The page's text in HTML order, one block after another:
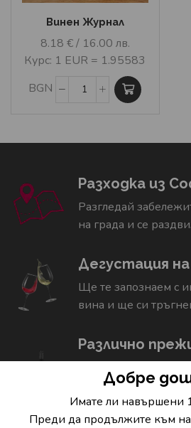
Добре
Имате ли навършени
Преди да продължите към
Винен Журнал
8.18 €/ 16.00 лв.
Курс: 1 EUR = 1.95583
BGN
Разходка из
Разгледай
на града и се
Дегустация
Ще те запознаем с
вина и ще си
Различно
Подари си
който ще запомниш
весели спомени.